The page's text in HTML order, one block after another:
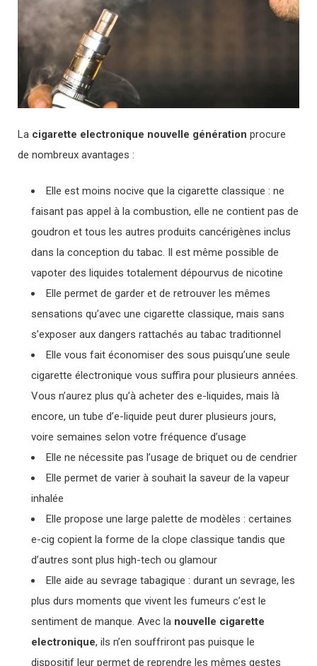
La cigarette electronique nouvelle génération procure
de nombreux avantages :
Elle est moins nocive que la cigarette classique : ne
faisant pas appel à la combustion, elle ne contient pas de
goudron et tous les autres produits cancérigènes inclus
dans la conception du tabac. Il est même possible de
vapoter des liquides totalement dépourvus de nicotine
Elle permet de garder et de retrouver les mêmes
sensations qu’avec une cigarette classique, mais sans
s’exposer aux dangers rattachés au tabac traditionnel
Elle vous fait économiser des sous puisqu’une seule
cigarette électronique vous suffira pour plusieurs années.
Vous n’aurez plus qu’à acheter des e-liquides, mais là
encore, un tube d’e-liquide peut durer plusieurs jours,
voire semaines selon votre fréquence d’usage
Elle ne nécessite pas l’usage de briquet ou de cendrier
Elle permet de varier à souhait la saveur de la vapeur
inhalée
Elle propose une large palette de modèles : certaines
e-cig copient la forme de la clope classique tandis que
d’autres sont plus high-tech ou glamour
Elle aide au sevrage tabagique : durant un sevrage, les
plus durs moments que vivent les fumeurs c’est le
sentiment de manque. Avec la nouvelle cigarette
electronique, ils n’en souffriront pas puisque le
dispositif leur permet de reprendre les mêmes gestes